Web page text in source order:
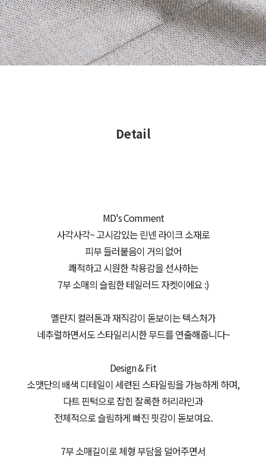
Detail
MD's Comment
사각사각~ 고시감있는 린넨 라이크 소재로
피부 들러붙음이 거의 없어
쾌적하고 시원한 착용감을 선사하는
7부 소매의 슬림한 테일러드 자켓이에요 :)
멜란지 컬러톤과 재직감이 돋보이는 텍스처가
네추럴하면서도 스타일리시한 무드를 연출해줍니다~
Design & Fit
소맷단의 배색 디테일이 세련된 스타일링을 가능하게 하며,
다트 핀턱으로 잡힌 잘록한 허리라인과
전체적으로 슬림하게 빠진 핏감이 돋보여요.
7부 소매길이로 체형 부담을 덜어주면서